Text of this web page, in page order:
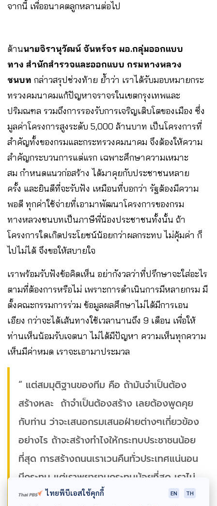
จากนี้ เพื่ออนาคตลูกหลานต่อไป
ด้านนายจิรานุวัฒน์ จันทร์จร ผอ.กลุ่มออกแบบ
ทาง สำนักสำรวจและออกแบบ กรมทางหลวง
ชนบท กล่าวสรุปช่วงท้าย ย้ำว่า เราได้รับมอบหมายกระ
ทรวงคมนาคมแก้ปัญหาจราจรในเขตกรุงเทพและ
ปริมณฑล รวมถึงการรองรับการเจริญเติบโตของเมือง ซึ่ง
มูลค่าโครงการสูงระดับ 5,000 ล้านบาท เป็นโครงการที่
สำคัญทั้งของกรมและกระทรวงคมนาคม จึงต้องให้ความ
สำคัญกระบวนการแต่แรก เฉพาะศึกษาความเหมาะ
สม กำหนดแนวก่อสร้าง ได้มาคุยกับประชาชนหลาย
ครั้ง และยินดีที่จะรับฟัง เหมือนที่บอกว่า รัฐต้องมีความ
พอดี ทุกค่าใช้จ่ายที่เอามาพัฒนาโครงการของกรม
ทางหลวงชนบทเป็นภาษีพี่น้องประชาชนทั้งนั้น ถ้า
โครงการใดเกิดประโยชน์น้อยกว่าผลกระทบ ไม่คุ้มค่า ก็
ไปไม่ได้ จึงขอให้สบายใจ
เราพร้อมรับฟังข้อคิดเห็น อย่ากังวลว่าที่ปรึกษาจะใส่อะไร
ตามที่ต้องการหรือไม่ เพราะการดำเนินการมีหลายกรม มี
ตั้งคณะกรรมการร่วม ข้อมูลผลศึกษาไม่ได้มีการเอน
เอียง กว่าจะได้เส้นทางใช้เวลานานถึง 9 เดือน เพื่อให้
ท่านเห็นน้อมรับเจตนา ไม่ได้มีปัญหา ความเห็นทุกความ
เห็นมีค่าหมด เราจะเอามาประมวล
“ แต่สมมุติฐานของทีม คือ ถ้ามันจำเป็นต้อง
สร้างหละ ถ้าจำเป็นต้องสร้าง เลยต้องพูดคุย
กับท่าน ว่าจะเสนอกรมเสนอฝ่ายต่างๆเกี่ยวข้อง
อย่างไร ถ้าจะสร้างทำไงให้กระทบประชาชนน้อย
ที่สุด การสร้างถนนเราเวนคืนทั่วประเทศแน่นอน
มีกระทบ แต่เราพยายามกระทบน้อยที่สุด เราไม่
ได้มองประโยชน์ เรามองคนส่วนใหญ่ ไม่ทิ้ง
ไทยพีบีเอสใช้คุกกี้ EN TH